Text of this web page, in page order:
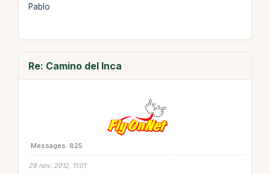
Pablo
Re: Camino del Inca
Messages: 825
28 nov. 2012, 11:01